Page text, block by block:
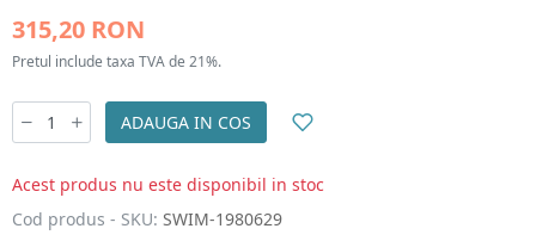
315,20 RON
Pretul include taxa TVA de 21%.
ADAUGA IN COS
Acest produs nu este disponibil in stoc
Cod produs - SKU: SWIM-1980629